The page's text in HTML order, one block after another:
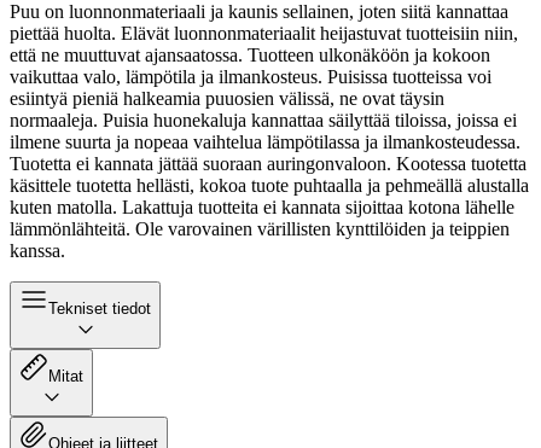
Puu on luonnonmateriaali ja kaunis sellainen, joten siitä kannattaa
piettää huolta. Elävät luonnonmateriaalit heijastuvat tuotteisiin niin,
että ne muuttuvat ajansaatossa. Tuotteen ulkonäköön ja kokoon
vaikuttaa valo, lämpötila ja ilmankosteus. Puisissa tuotteissa voi
esiintyä pieniä halkeamia puuosien välissä, ne ovat täysin
normaaleja. Puisia huonekaluja kannattaa säilyttää tiloissa, joissa ei
ilmene suurta ja nopeaa vaihtelua lämpötilassa ja ilmankosteudessa.
Tuotetta ei kannata jättää suoraan auringonvaloon. Kootessa tuotetta
käsittele tuotetta hellästi, kokoa tuote puhtaalla ja pehmeällä alustalla
kuten matolla. Lakattuja tuotteita ei kannata sijoittaa kotona lähelle
lämmönlähteitä. Ole varovainen värillisten kynttilöiden ja teippien
kanssa.
Tekniset tiedot
Mitat
Ohjeet ja liitteet